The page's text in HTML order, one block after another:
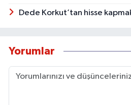
Dede Korkut’tan hisse
Yorumlar